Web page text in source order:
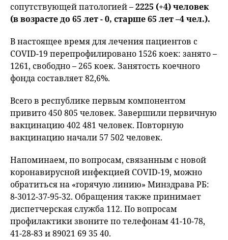
сопутствующей патологией –2225 (+4) человек
(в возрасте до 65 лет - 0, старше 65 лет –4 чел.).
В настоящее время для лечения пациентов с
COVID-19 перепрофилировано 1526 коек: занято –
1261, свободно – 265 коек. Занятость коечного
фонда составляет 82,6%.
Всего в республике первым компонентом
привито 450 805 человек. Завершили первичную
вакцинацию 402 481 человек. Повторную
вакцинацию начали 57 502 человек.
Напоминаем, по вопросам, связанным с новой
коронавирусной инфекцией COVID-19, можно
обратиться на «горячую линию» Минздрава РБ:
8-3012-37-95-32. Обращения также принимает
диспетчерская служба 112. По вопросам
профилактики звоните по телефонам 41-10-78,
41-28-83 и 89021 69 35 40.